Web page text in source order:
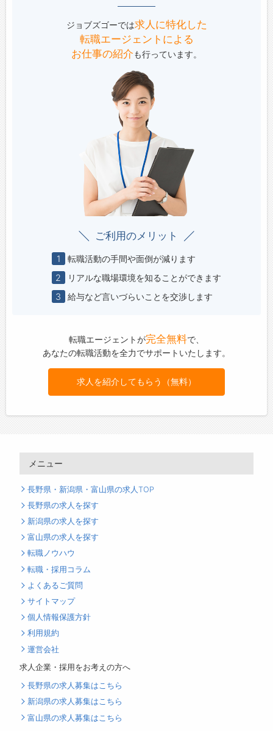
ジョブズゴーでは求人に特化した
転職エージェントによる
お仕事の紹介も行っています。
ご利用のメリット
1
転職活動の手間や面倒が減ります
2
リアルな職場環境を知ることができます
3
給与など言いづらいことを交渉します
転職エージェントが完全無料で、
あなたの転職活動を全力でサポートいたします。
求人を紹介してもらう（無料）
メニュー
長野県・新潟県・富山県の求人TOP
長野県の求人を探す
新潟県の求人を探す
富山県の求人を探す
転職ノウハウ
転職・採用コラム
よくあるご質問
サイトマップ
個人情報保護方針
利用規約
運営会社
求人企業・採用をお考えの方へ
長野県の求人募集はこちら
新潟県の求人募集はこちら
富山県の求人募集はこちら